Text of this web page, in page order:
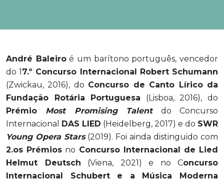
André Baleiroé um barítono português, vencedor
do 17.º Concurso Internacional Robert Schumann
(Zwickau, 2016), do Concurso de Canto Lírico da
Fundação Rotária Portuguesa (Lisboa, 2016), do
Prémio Most Promising Talentdo Concurso
Internacional DAS LIED (Heidelberg, 2017) e do SWR
Young Opera Stars(2019). Foi ainda distinguido com
2.os Prémios no Concurso Internacional de Lied
Helmut Deutsch (Viena, 2021) e no Concurso
Internacional Schubert e a Música Moderna